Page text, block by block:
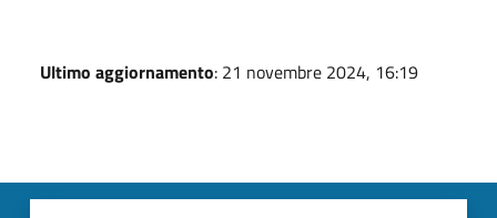
Ultimo aggiornamento: 21 novembre 2024, 16:19